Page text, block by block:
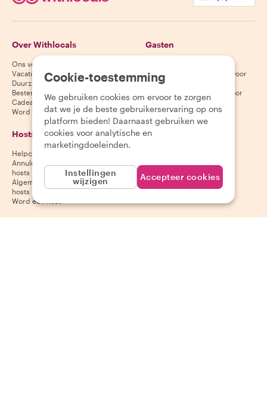
Over Withlocals
Ons verhaal
Vacatures
Duurzaamheid
Bestemmingen
Cadeaubonnen
Word partner
Gasten
Annuleringsvoorwaarden voor
gasten
Algemene voorwaarden voor
gasten
Hosts
Helpcentrum voor hosts
Annuleringsvoorwaarden voor
hosts
Algemene voorwaarden voor
hosts
Word een host
Download onze app
Cookie-toestemming
We gebruiken cookies om ervoor te zorgen
dat we je de beste gebruikerservaring op ons
platform bieden! Daarnaast gebruiken we
cookies voor analytische en
marketingdoeleinden.
Instellingen
wijzigen
Accepteer cookies